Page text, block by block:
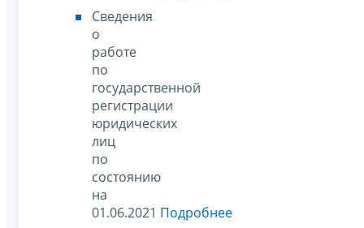
Сведения
о
работе
по
государственной
регистрации
юридических
лиц
по
состоянию
на
01.06.2021 Подробнее